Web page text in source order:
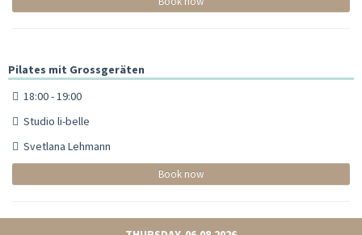
Pilates mit Grossgeräten
18:00 - 19:00
Studio li-belle
Svetlana Lehmann
Book now